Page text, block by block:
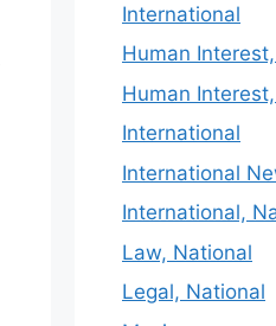
International
Human
Human
International
International
International,
Law, National
Legal, National